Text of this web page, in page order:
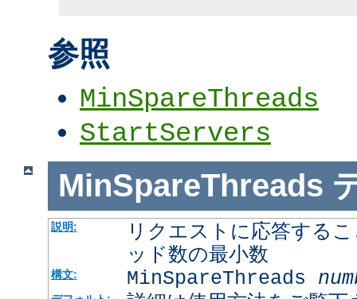
参照
MinSpareThreads
StartServers
MinSpareThreads
説明:
リクエストに応答する
ッド数の最小数
構文: MinSpareThreads